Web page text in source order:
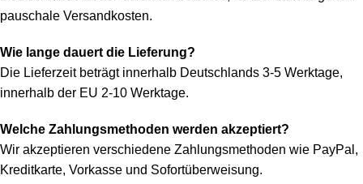
pauschale Versandkosten.
Wie lange dauert die Lieferung?
Die Lieferzeit beträgt innerhalb Deutschlands 3-5 Werktage,
innerhalb der EU 2-10 Werktage.
Welche Zahlungsmethoden werden akzeptiert?
Wir akzeptieren verschiedene Zahlungsmethoden wie PayPal,
Kreditkarte, Vorkasse und Sofortüberweisung.